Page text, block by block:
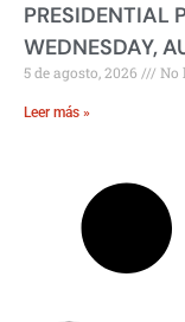
PRESIDENTIAL
WEDNESDAY,
5 de agosto, 2026 No
Leer más »